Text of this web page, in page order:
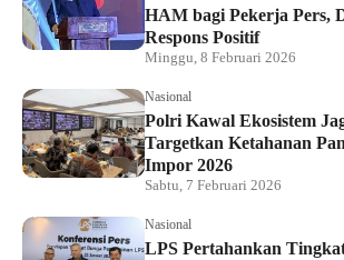
HAM bagi Pekerja Pers,
Respons Positif
Minggu, 8 Februari 2026
Nasional
Polri Kawal Ekosistem
Targetkan Ketahanan
Impor 2026
Sabtu, 7 Februari 2026
Nasional
LPS Pertahankan